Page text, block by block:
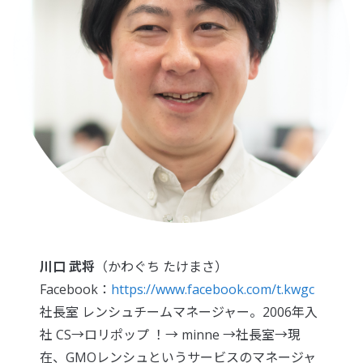
川口 武将 （かわぐち たけまさ）
Facebook： https://www.facebook.com/t.kwgc
社長室 レンシュチームマネージャー。2006年入
社 CS→ロリポップ ！→ minne →社長室→現
在、GMOレンシュというサービスのマネージャ